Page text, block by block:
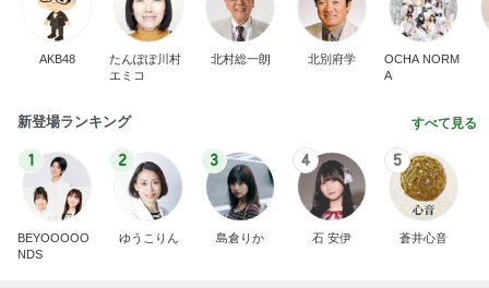
AKB48
たんぽぽ川村
エミコ
北村総一朗 北別府学
OCHA NORM
A
新登場ランキング すべて見る
1
BEYOOOOO
NDS
2
ゆうこりん
3
島倉りか
4
石 安伊
5
蒼井心音